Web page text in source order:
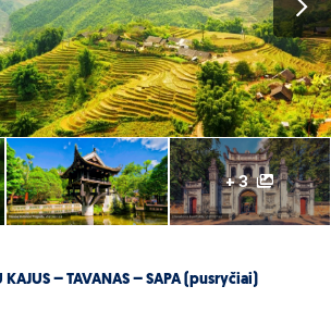
+ 3
KAJUS – TAVANAS – SAPA (pusryčiai)